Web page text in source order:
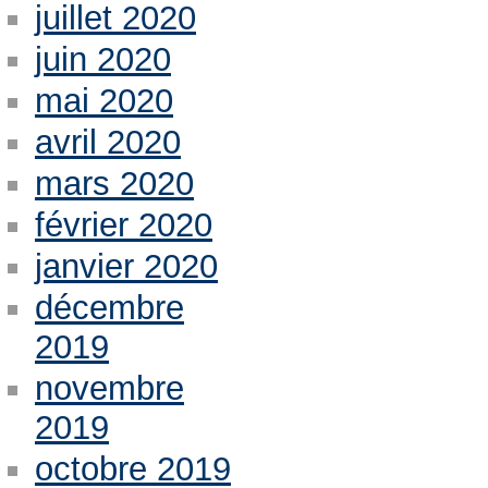
juillet 2020
juin 2020
mai 2020
avril 2020
mars 2020
février 2020
janvier 2020
décembre
2019
novembre
2019
octobre 2019